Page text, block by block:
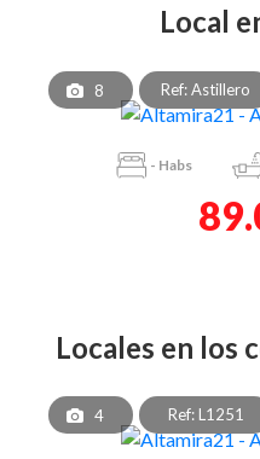
local
8 Ref: Astillero
- Habs
locales en los
4 Ref: L1251